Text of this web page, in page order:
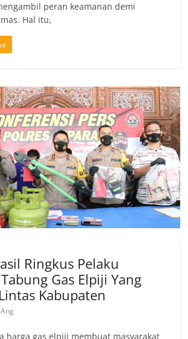
peran keamanan demi
Hal itu,
Ringkus Pelaku
Gas Elpiji Yang
Kabupaten
Ang
harga gas elpiji membuat masyarakat